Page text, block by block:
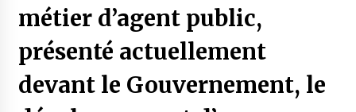
métier d’agent public,
présenté actuellement
devant le Gouvernement, le